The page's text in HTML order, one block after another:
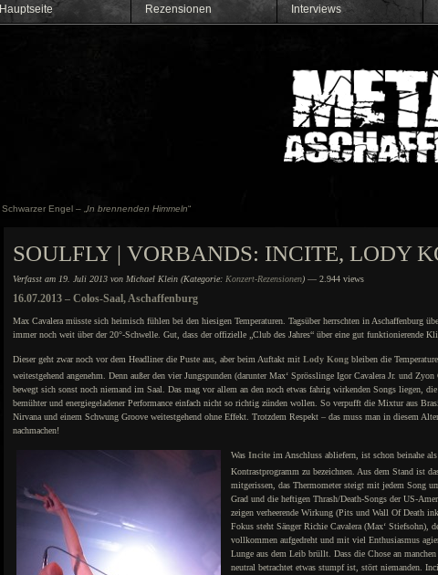
Hauptseite Rezensionen Interviews
Schwarzer Engel – „ In brennenden Himmeln“
SOULFLY | VORBANDS: INCITE, LODY
Verfasst am 19. Juli 2013 von Michael Klein (Kategorie: Konzert-Rezensionen) — 2.944 views
16.07.2013 – Colos-Saal, Aschaffenburg
Max Cavalera müsste sich heimisch fühlen bei den hiesigen Temperaturen. Tagsüber herrschten in Aschaffenburg
immer noch weit über der 20°-Schwelle. Gut, dass der offizielle „Club des Jahres“ über eine gut funktionierende
Dieser geht zwar noch vor dem Headliner die Puste aus, aber beim Auftakt mit Lody Kong bleiben die
weitestgehend angenehm. Denn außer den vier Jungspunden (darunter Max‘ Sprösslinge Igor Cavalera Jr. und Zyon
bewegt sich sonst noch niemand im Saal. Das mag vor allem an den noch etwas fahrig wirkenden Songs liegen,
bemühter und energiegeladener Performance einfach nicht so richtig zünden wollen. So verpufft die Mixtur aus
Nirvana und einem Schwung Groove weitestgehend ohne Effekt. Trotzdem Respekt – das muss man in diesem
nachmachen!
Was Incite im Anschluss abliefern, ist schon beinahe als
Kontrastprogramm zu bezeichnen. Aus dem Stand ist
mitgerissen, das Thermometer steigt mit jedem Song
Grad und die heftigen Thrash/Death-Songs der US-
zeigen verheerende Wirkung (Pits und Wall Of Death
Fokus steht Sänger Richie Cavalera (Max‘ Stiefsohn),
vollkommen aufgedreht und mit viel Enthusiasmus
Lunge aus dem Leib brüllt. Dass die Chose an
neutral betrachtet etwas stumpf ist, stört niemanden.